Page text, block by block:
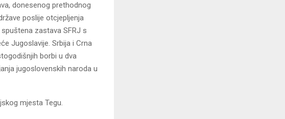
donesenog prethodnog
poslije otcjepljenja
zastava SFRJ s
Jugoslavije. Srbija i Crna
borbi u dva
jugoslovenskih naroda u
mjesta Tegu.